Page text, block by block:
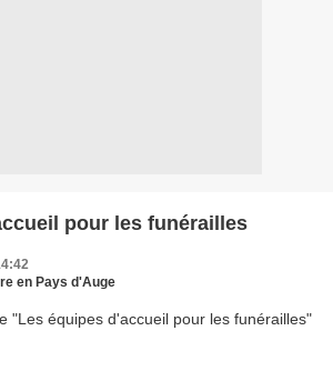
pour les funérailles
en Pays d'Auge